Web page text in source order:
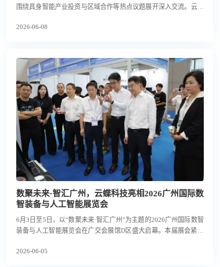
围绕具身智能产业投资与区域合作等热点议题展开深入交流。云蝶
委、广西投资集团、广西国控集团、广西北部湾投资集团、广西国
2026-06-08
数聚未来·智汇广州，云蝶科技亮相2026广州国际数
智装备与人工智能展览会
6月3日至5日，以“数聚未来·智汇广州”为主题的2026广州国际数智
装备与人工智能展览会在广交会展馆D区盛大启幕。本届展会紧扣
物流三大赛道，集中展现了广州新质生产力的发展成果。云蝶科技
2026-06-05